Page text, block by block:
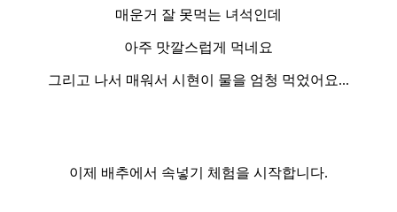
매운거 잘 못먹는 녀석인데
아주 맛깔스럽게 먹네요
그리고 나서 매워서 시현이 물을 엄청 먹었어요...
이제 배추에서 속넣기 체험을 시작합니다.